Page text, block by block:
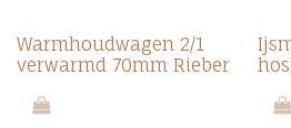
Warmhoudwagen 2/1
verwarmd 70mm Rieber